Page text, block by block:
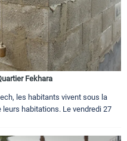
Fekhara
les habitants vivent sous la
habitations. Le vendredi 27